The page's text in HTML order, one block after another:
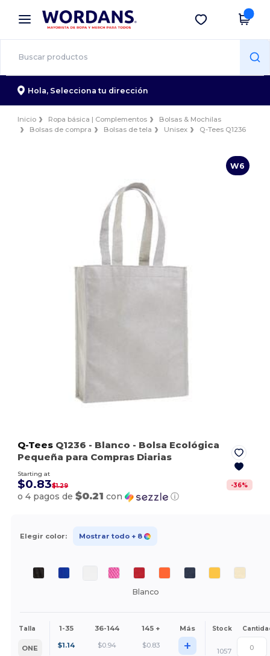
× App de Wordans
¡Mejores precios en app!
Descargar app
Hola, Selecciona tu dirección
Inicio Ropa básica | Complementos
Bolsas & Mochilas
Bolsas de compra
Bolsas de tela Unisex Q-Tees Q1236
W6
Q-Tees Q1236 - Blanco - Bolsa Ecológica
Pequeña para Compras Diarias
Starting at
$0.83$1.29 -36%
o 4 pagos de$0.21 con ⓘ
Elegir color: Mostrar todo + 8
Blanco
Talla 1-35 36-144 145 + Más Stock
ONE $1.14 $0.94 $0.83 + 1057